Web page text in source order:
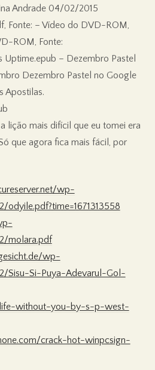
Andrade 04/02/2015
Fonte: – Vídeo do DVD-ROM,
ROM, Fonte:
Uptime.epub – Dezembro Pastel
Dezembro Pastel no Google
Apostilas.
lição mais difícil que eu tomei era
que agora fica mais fácil, por
wp-
molara.pdf
wp-
Sisu-Si-Puya-Adevarul-Gol-
without-you-by-s-p-west-
crack-hot-winpcsign-